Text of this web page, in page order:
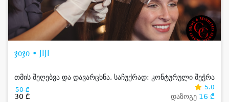
ჯიჯი • JIJI
თმის შეღებვა და დავარცხნა, საჩუქრად: კონტურული შეჭრა
50 ₾
30 ₾
5.0
დაზოგე 16 ₾